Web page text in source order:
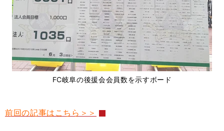
FC岐阜の後援会会員数を示すボード
前回の記事はこちら＞＞